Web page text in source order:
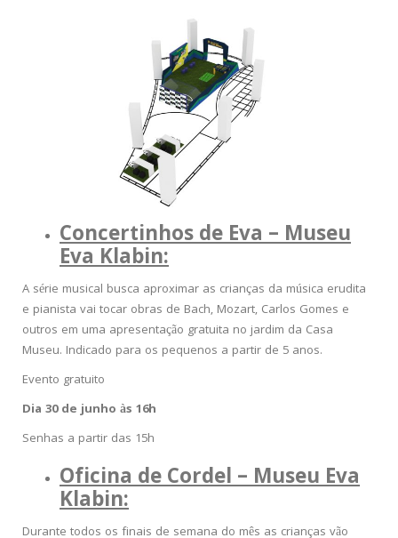
Concertinhos de Eva – Museu
Eva Klabin:
A série musical busca aproximar as crianças da música erudita
e pianista vai tocar obras de Bach, Mozart, Carlos Gomes e
outros em uma apresentação gratuita no jardim da Casa
Museu. Indicado para os pequenos a partir de 5 anos.
Evento gratuito
Dia 30 de junho às 16h
Senhas a partir das 15h
Oficina de Cordel – Museu Eva
Klabin:
Durante todos os finais de semana do mês as crianças vão